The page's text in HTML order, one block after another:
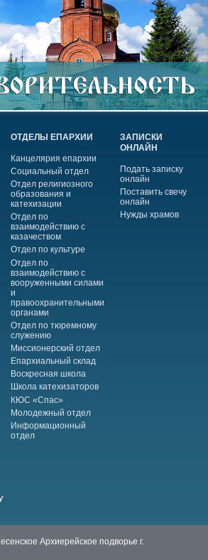
ОТДЕЛЫ ЕПАРХИИ
Канцелярия епархии
Социальный отдел
Отдел религиозного
образования и
катехизации
Отдел по
взаимодействию с
казачеством
Отдел по культуре
Отдел по
взаимодействию с
вооруженными силами
и
правоохранительными
органами
Отдел по тюремному
служению
Миссионерский отдел
Епархиальный склад
Воскресная школа
Школа катехизаторов
КЮС «Спас»
Молодежный отдел
Информационный
отдел
ЗАПИСКИ
ОНЛАЙН
Подать записку
онлайн
Поставить свечу
онлайн
Нужды храмов
Архиерейское подворье г.